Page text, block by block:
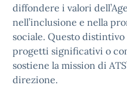
diffondere i valori
nell’inclusione e nella
sociale. Questo distintivo
progetti significativi o
sostiene la mission di
direzione.